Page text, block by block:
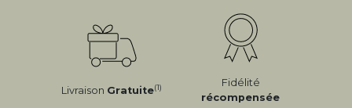
Livraison Gratuite(1)
Fidélité
récompensée